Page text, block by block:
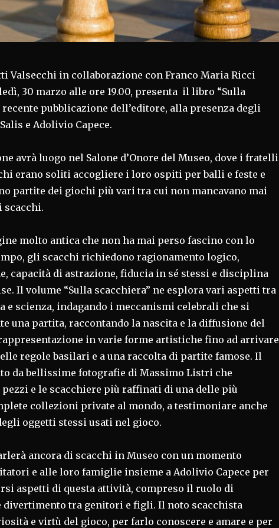
Valsecchi in collaborazione con Franco Maria Ricci
30 marzo alle ore 19.00, presenta il libro “Sulla
recente pubblicazione dell’editore, alla presenza degli
e Adolivio Capece.
avrà luogo nel Salone d’Onore del Museo, dove i fratelli
erano soliti accogliere i loro ospiti per balli e feste e
partite dei giochi più vari tra cui non mancavano mai
scacchi.
molto antica che non ha mai perso fascino con lo
gli scacchi richiedono ragionamento logico,
capacità di astrazione, fiducia in sé stessi e disciplina
Il volume “Sulla scacchiera” ne esplora vari aspetti tra
e scienza, indagando i meccanismi celebrali che si
una partita, raccontando la nascita e la diffusione del
in varie forme artistiche fino ad arrivare
regole basilari e a una raccolta di partite famose. Il
da bellissime fotografie di Massimo Listri che
e le scacchiere più raffinati di una delle più
collezioni private al mondo, a testimoniare anche
oggetti stessi usati nel gioco.
ancora di scacchi in Museo con un momento
e alle loro famiglie insieme a Adolivio Capece per
aspetti di questa attività, compreso il ruolo di
divertimento tra genitori e figli. Il noto scacchista
e virtù del gioco, per farlo conoscere e amare e per